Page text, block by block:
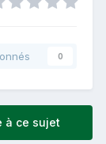
0
à ce sujet